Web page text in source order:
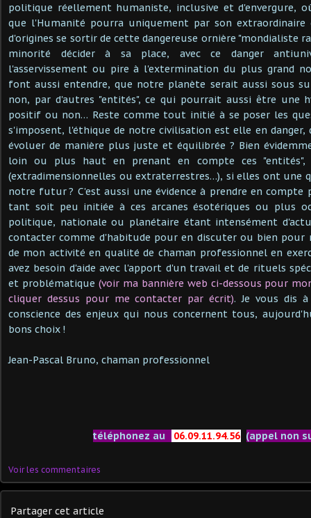
politique réellement humaniste, inclusive et d'envergure,
que l'Humanité pourra uniquement par son
d'origines se sortir de cette dangereuse ornière "mondialiste
minorité décider à sa place, avec ce danger
l'asservissement ou pire à l'extermination du plus grand
font aussi entendre, que notre planète serait aussi sous
non, par d'autres "entités", ce qui pourrait aussi être une
positif ou non… Reste comme tout initié à se poser les
s'imposent, l'éthique de notre civilisation est elle en
évoluer de manière plus juste et équilibrée ? Bien
loin ou plus haut en prenant en compte ces "entités",
(extradimensionnelles ou extraterrestres…), si elles ont une
notre futur ? C'est aussi une évidence à prendre en
tant soit peu initiée à ces arcanes ésotériques ou plus
politique, nationale ou planétaire étant intensément
contacter comme d'habitude pour en discuter ou bien pour
de mon activité en qualité de chaman professionnel en
avez besoin d'aide avec l'apport d'un travail et de rituels
et problématique (voir ma bannière web ci-dessous pour
cliquer dessus pour me contacter par écrit). Je vous dis
conscience des enjeux qui nous concernent tous,
bons choix !
Jean-Pascal Bruno, chaman professionnel
téléphonez au 06.09.11.94.56 (appel non
Voir les commentaires
Partager cet article